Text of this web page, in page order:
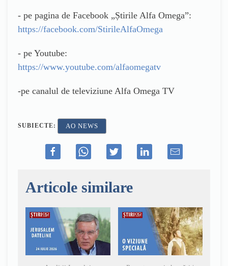
- pe pagina de Facebook „Știrile Alfa Omega”:
https://facebook.com/StirileAlfaOmega
- pe Youtube:
https://www.youtube.com/alfaomegatv
-pe canalul de televiziune Alfa Omega TV
SUBIECTE: AO NEWS
Articole similare